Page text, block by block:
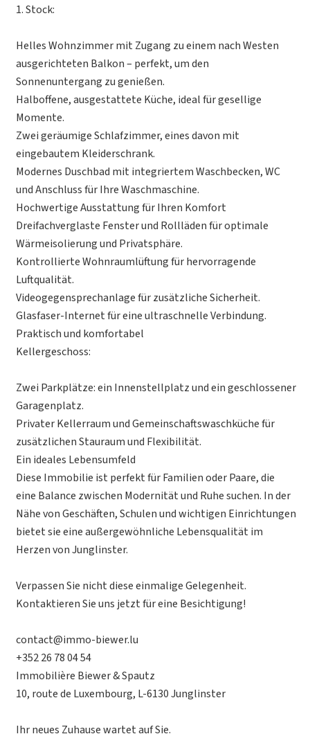
1. Stock:
Helles Wohnzimmer mit Zugang zu einem nach Westen
ausgerichteten Balkon – perfekt, um den
Sonnenuntergang zu genießen.
Halboffene, ausgestattete Küche, ideal für gesellige
Momente.
Zwei geräumige Schlafzimmer, eines davon mit
eingebautem Kleiderschrank.
Modernes Duschbad mit integriertem Waschbecken, WC
und Anschluss für Ihre Waschmaschine.
Hochwertige Ausstattung für Ihren Komfort
Dreifachverglaste Fenster und Rollläden für optimale
Wärmeisolierung und Privatsphäre.
Kontrollierte Wohnraumlüftung für hervorragende
Luftqualität.
Videogegensprechanlage für zusätzliche Sicherheit.
Glasfaser-Internet für eine ultraschnelle Verbindung.
Praktisch und komfortabel
Kellergeschoss:
Zwei Parkplätze: ein Innenstellplatz und ein geschlossener
Garagenplatz.
Privater Kellerraum und Gemeinschaftswaschküche für
zusätzlichen Stauraum und Flexibilität.
Ein ideales Lebensumfeld
Diese Immobilie ist perfekt für Familien oder Paare, die
eine Balance zwischen Modernität und Ruhe suchen. In der
Nähe von Geschäften, Schulen und wichtigen Einrichtungen
bietet sie eine außergewöhnliche Lebensqualität im
Herzen von Junglinster.
Verpassen Sie nicht diese einmalige Gelegenheit.
Kontaktieren Sie uns jetzt für eine Besichtigung!
contact@immo-biewer.lu
+352 26 78 04 54
Immobilière Biewer & Spautz
10, route de Luxembourg, L-6130 Junglinster
Ihr neues Zuhause wartet auf Sie.